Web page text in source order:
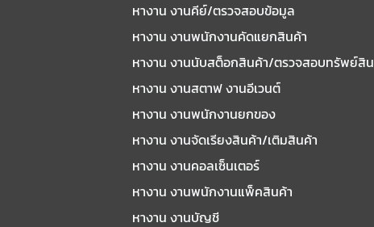
หางาน งานคีย์/ตรวจสอบข้อมูล
หางาน งานพนักงานคัดแยกสินค้า
หางาน งานนับสต็อกสินค้า/ตรวจสอบทรัพย์สิน
หางาน งานสตาฟ งานอีเวนต์
หางาน งานพนักงานยกของ
หางาน งานจัดเรียงสินค้า/เติมสินค้า
หางาน งานคอลเซ็นเตอร์
หางาน งานพนักงานแพ็คสินค้า
หางาน งานบัญชี